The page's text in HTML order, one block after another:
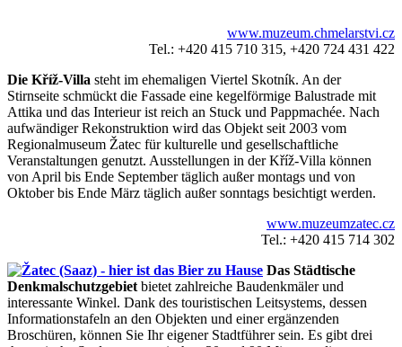
www.muzeum.chmelarstvi.cz
Tel.: +420 415 710 315, +420 724 431 422
Die Kříž-Villa steht im ehemaligen Viertel Skotník. An der
Stirnseite schmückt die Fassade eine kegelförmige Balustrade mit
Attika und das Interieur ist reich an Stuck und Pappmachée. Nach
aufwändiger Rekonstruktion wird das Objekt seit 2003 vom
Regionalmuseum Žatec für kulturelle und gesellschaftliche
Veranstaltungen genutzt. Ausstellungen in der Kříž-Villa können
von April bis Ende September täglich außer montags und von
Oktober bis Ende März täglich außer sonntags besichtigt werden.
www.muzeumzatec.cz
Tel.: +420 415 714 302
Das Städtische
Denkmalschutzgebiet bietet zahlreiche Baudenkmäler und
interessante Winkel. Dank des touristischen Leitsystems, dessen
Informationstafeln an den Objekten und einer ergänzenden
Broschüren, können Sie Ihr eigener Stadtführer sein. Es gibt drei